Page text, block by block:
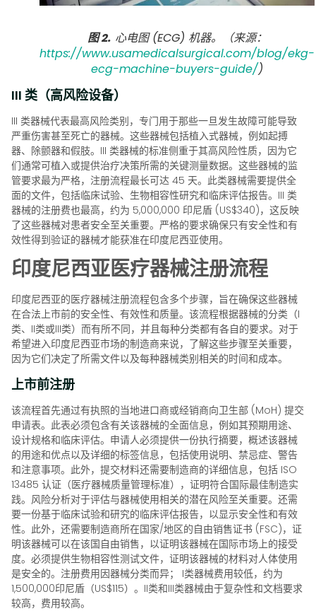
图 2. 心电图 (ECG) 机器。（来源：
https://www.usamedicalsurgical.com/blog/ekg-
ecg-machine-buyers-guide/)
III 类（高风险设备）
III 类器械代表最高风险类别，专门用于那些一旦发生故障可能导致
严重伤害甚至死亡的器械。这些器械包括植入式器械，例如起搏
器、除颤器和假肢。III 类器械的标准侧重于其高风险性质，因为它
们通常可植入或提供治疗决策所需的关键测量数据。这些器械的监
管要求最为严格，注册流程最长可达 45 天。此类器械需要提供全
面的文件，包括临床试验、生物相容性研究和临床评估报告。III 类
器械的注册费也最高，约为 5,000,000 印尼盾 (US$340)，这反映
了这些器械对患者安全至关重要。严格的要求确保只有安全性和有
效性得到验证的器械才能获准在印度尼西亚使用。
印度尼西亚医疗器械注册流程
印度尼西亚的医疗器械注册流程包含多个步骤，旨在确保这些器械
在合法上市前的安全性、有效性和质量。该流程根据器械的分类（I
类、II类或III类）而有所不同，并且每种分类都有各自的要求。对于
希望进入印度尼西亚市场的制造商来说，了解这些步骤至关重要，
因为它们决定了所需文件以及每种器械类别相关的时间和成本。
上市前注册
该流程首先通过有执照的当地进口商或经销商向卫生部 (MoH) 提交
申请表。此表必须包含有关该器械的全面信息，例如其预期用途、
设计规格和临床评估。申请人必须提供一份执行摘要，概述该器械
的用途和优点以及详细的标签信息，包括使用说明、禁忌症、警告
和注意事项。此外，提交材料还需要制造商的详细信息，包括 ISO
13485 认证（医疗器械质量管理标准），证明符合国际最佳制造实
践。风险分析对于评估与器械使用相关的潜在风险至关重要。还需
要一份基于临床试验和研究的临床评估报告，以显示安全性和有效
性。此外，还需要制造商所在国家/地区的自由销售证书 (FSC)，证
明该器械可以在该国自由销售，以证明该器械在国际市场上的接受
度。必须提供生物相容性测试文件，证明该器械的材料对人体使用
是安全的。注册费用因器械分类而异； I类器械费用较低，约为
1,500,000印尼盾（US$115）。II类和III类器械由于复杂性和文档要求
较高，费用较高。